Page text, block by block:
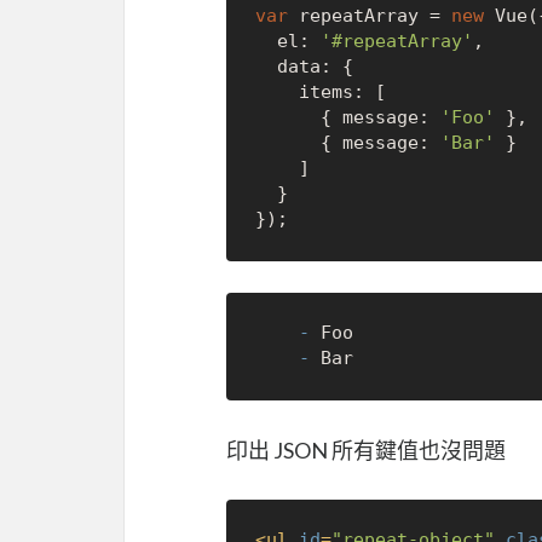
var repeatArray = new
  el:
'#repeatArray' ,
      { message:
'Foo'
},
      { message:
'Bar'
}
	-
	-
Bar
印出 JSON 所有鍵值也沒問題